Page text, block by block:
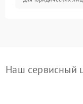
Наш сервисный